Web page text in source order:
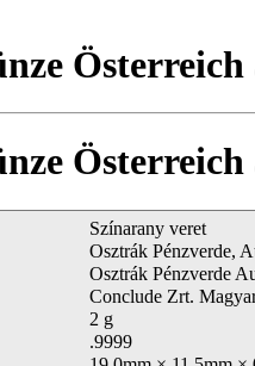
Österreich
Színarany veret
Osztrák Pénzverde,
Osztrák Pénzverde
Conclude Zrt.
2 g
.9999